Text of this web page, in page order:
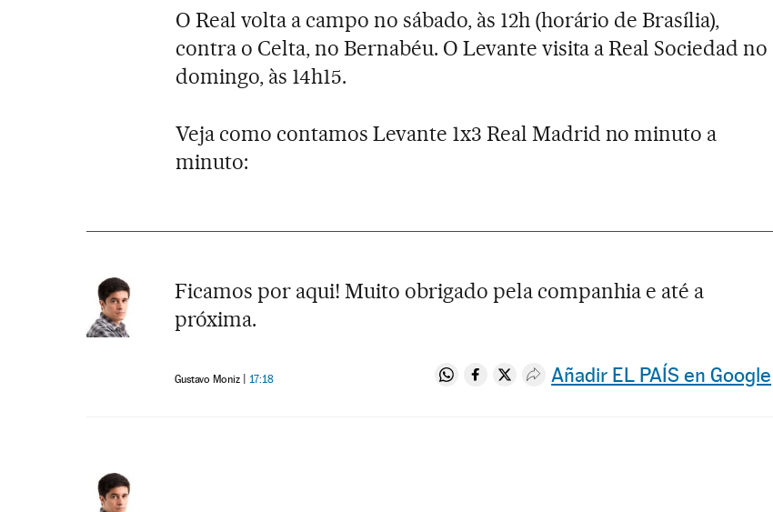
O Real volta a campo no sábado, às 12h (horário de Brasília),
contra o Celta, no Bernabéu. O Levante visita a Real Sociedad no
domingo, às 14h15.
Veja como contamos Levante 1x3 Real Madrid no minuto a
minuto:
Ficamos por aqui! Muito obrigado pela companhia e até a
próxima.
Gustavo Moniz 17:18 Compartir en Whatsapp
Compartir en Facebook
Compartir en Twitter
Desplegar Redes Sociales
Añadir EL PAÍS en Google